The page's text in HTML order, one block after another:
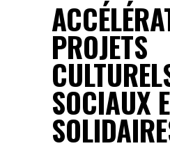
PROJETS
SOCIAUX